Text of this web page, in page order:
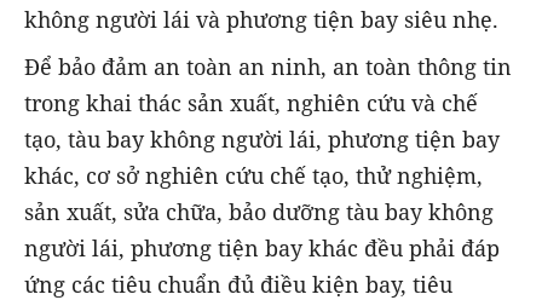
không người lái và phương tiện bay siêu nhẹ.
Để bảo đảm an toàn an ninh, an toàn thông tin
trong khai thác sản xuất, nghiên cứu và chế
tạo, tàu bay không người lái, phương tiện bay
khác, cơ sở nghiên cứu chế tạo, thử nghiệm,
sản xuất, sửa chữa, bảo dưỡng tàu bay không
người lái, phương tiện bay khác đều phải đáp
ứng các tiêu chuẩn đủ điều kiện bay, tiêu